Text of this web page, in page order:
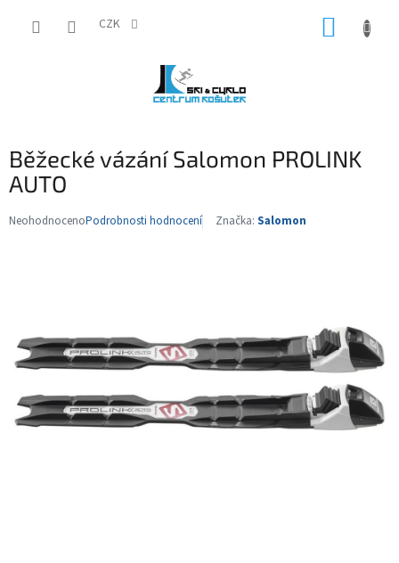
CZK
Běžecké vázání Salomon PROLINK
AUTO
Průměrné
hvězdiček.
NeohodnocenoPodrobnosti hodnocení Značka: Salomon